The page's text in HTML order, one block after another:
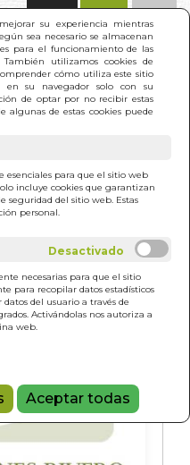
su experiencia mientras
sea necesario se almacenan
para el funcionamiento de las
utilizamos cookies de
cómo utiliza este sitio
en su navegador solo con su
de optar por no recibir estas
algunas de estas cookies puede
esenciales para que el sitio web
incluye cookies que garantizan
seguridad del sitio web. Estas
personal.
necesarias para que el sitio
para recopilar datos estadísticos
del usuario a través de
Activándolas nos autoriza a
web.
Aceptar todas
WICCA